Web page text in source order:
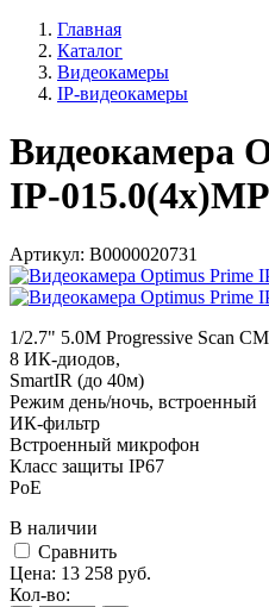
Главная
Каталог
Видеокамеры
IP-видеокамеры
Видеокамера
IP-
Артикул: В0000020731
1/2.7" 5.0M Progressive Scan
8 ИК-диодов,
SmartIR (до 40м)
Режим день/ночь, встроенный
ИК-фильтр
Встроенный микрофон
Класс защиты IР67
PoE
В наличии
Cравнить
Цена: 13 258 руб.
Кол-во: